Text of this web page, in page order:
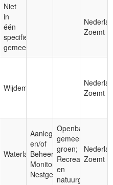
Niet
in
één
specifieke
gemeente
Zoemt
Wijdemeren
Zoemt
Waterland
Aanleg
en/of
Beheer;
Monitoring;
Nestgelegenheid
Openbaar,
gemeentelijk
groen;
Recreatie-
en
natuurgebieden
Zoemt